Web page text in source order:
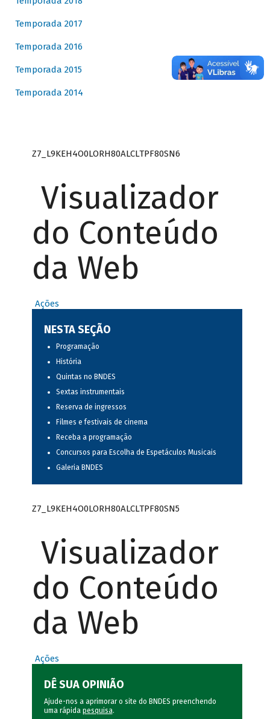
Temporada 2017
Temporada 2016
Temporada 2015
Temporada 2014
Z7_L9KEH4O0LORH80ALCLTPF80SN6
Visualizador
do Conteúdo
da Web
Ações
NESTA SEÇÃO
Programação
História
Quintas no BNDES
Sextas instrumentais
Reserva de ingressos
Filmes e festivais de cinema
Receba a programação
Concursos para Escolha de Espetáculos Musicais
Galeria BNDES
Z7_L9KEH4O0LORH80ALCLTPF80SN5
Visualizador
do Conteúdo
da Web
Ações
DÊ SUA OPINIÃO
Ajude-nos a aprimorar o site do BNDES preenchendo
uma rápida pesquisa.